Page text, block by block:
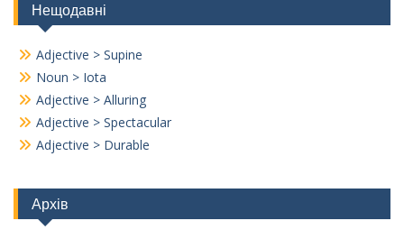
Нещодавні
Adjective > Supine
Noun > Iota
Adjective > Alluring
Adjective > Spectacular
Adjective > Durable
Архів